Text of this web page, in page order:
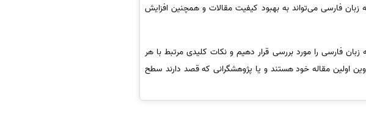
فارسی می‌تواند به بهبود کیفیت مقالات و همچنین افزایش
فارسی را مورد بررسی قرار دهیم و نکات کلیدی مرتبط با هر
اولین مقاله خود هستند و یا پژوهشگرانی که قصد دارند سطح